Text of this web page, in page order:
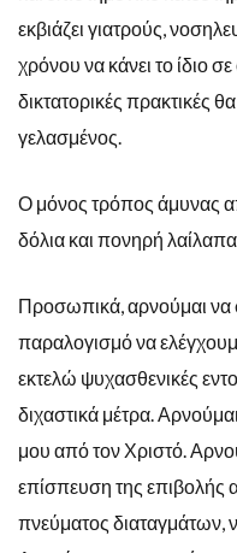
εκβιάζει γιατρούς,
χρόνου να κάνει το ίδιο
δικτατορικές πρακτικές
γελασμένος.
Ο μόνος τρόπος άμυνας
δόλια και πονηρή
Προσωπικά, αρνούμαι να
παραλογισμό να
εκτελώ ψυχασθενικές
διχαστικά μέτρα.
μου από τον Χριστό.
επίσπευση της επιβολής
πνεύματος